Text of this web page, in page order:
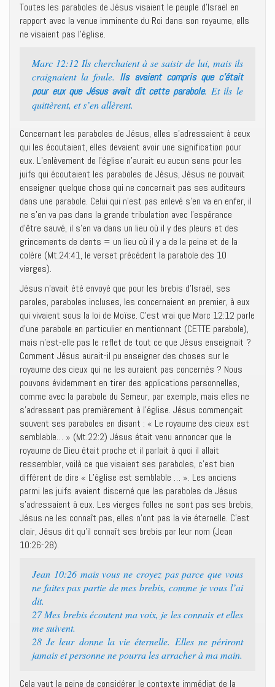
Toutes les paraboles de Jésus visaient le peuple d’Israël en
rapport avec la venue imminente du Roi dans son royaume, ells
ne visaient pas l’église.
Marc 12:12 Ils cherchaient à se saisir de lui, mais ils
craignaient la foule. Ils avaient compris que c’était
pour eux que Jésus avait dit cette parabole. Et ils le
quittèrent, et s’en allèrent.
Concernant les paraboles de Jésus, elles s’adressaient à ceux
qui les écoutaient, elles devaient avoir une signification pour
eux. L’enlèvement de l’église n’aurait eu aucun sens pour les
juifs qui écoutaient les paraboles de Jésus, Jésus ne pouvait
enseigner quelque chose qui ne concernait pas ses auditeurs
dans une parabole. Celui qui n’est pas enlevé s’en va en enfer, il
ne s’en va pas dans la grande tribulation avec l’espérance
d’être sauvé, il s’en va dans un lieu où il y des pleurs et des
grincements de dents = un lieu où il y a de la peine et de la
colère (Mt.24:41, le verset précédent la parabole des 10
vierges).
Jésus n’avait été envoyé que pour les brebis d’Israël, ses
paroles, paraboles incluses, les concernaient en premier, à eux
qui vivaient sous la loi de Moïse. C’est vrai que Marc 12:12 parle
d’une parabole en particulier en mentionnant (CETTE parabole),
mais n’est-elle pas le reflet de tout ce que Jésus enseignait ?
Comment Jésus aurait-il pu enseigner des choses sur le
royaume des cieux qui ne les auraient pas concernés ? Nous
pouvons évidemment en tirer des applications personnelles,
comme avec la parabole du Semeur, par exemple, mais elles ne
s’adressent pas premièrement à l’église. Jésus commençait
souvent ses paraboles en disant : « Le royaume des cieux est
semblable… » (Mt.22:2) Jésus était venu annoncer que le
royaume de Dieu était proche et il parlait à quoi il allait
ressembler, voilà ce que visaient ses paraboles, c’est bien
différent de dire « L’église est semblable … ». Les anciens
parmi les juifs avaient discerné que les paraboles de Jésus
s’adressaient à eux. Les vierges folles ne sont pas ses brebis,
Jésus ne les connaît pas, elles n’ont pas la vie éternelle. C’est
clair, Jésus dit qu’il connaît ses brebis par leur nom (Jean
10:26-28).
Jean 10:26 mais vous ne croyez pas parce que vous
ne faites pas partie de mes brebis, comme je vous l’ai
dit.
27 Mes brebis écoutent ma voix, je les connais et elles
me suivent.
28 Je leur donne la vie éternelle. Elles ne périront
jamais et personne ne pourra les arracher à ma main.
Cela vaut la peine de considérer le contexte immédiat de la